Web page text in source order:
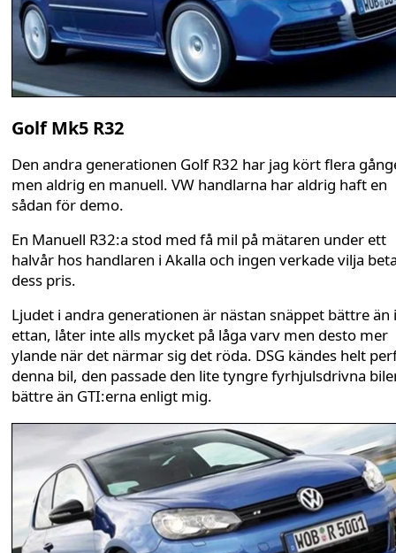
Golf Mk5 R32
Den andra generationen Golf R32 har jag kört flera
men aldrig en manuell. VW handlarna har aldrig haft en
sådan för demo.
En Manuell R32:a stod med få mil på mätaren under ett
halvår hos handlaren i Akalla och ingen verkade vilja
dess pris.
Ljudet i andra generationen är nästan snäppet bättre än i
ettan, låter inte alls mycket på låga varv men desto mer
ylande när det närmar sig det röda. DSG kändes helt
denna bil, den passade den lite tyngre fyrhjulsdrivna
bättre än GTI:erna enligt mig.